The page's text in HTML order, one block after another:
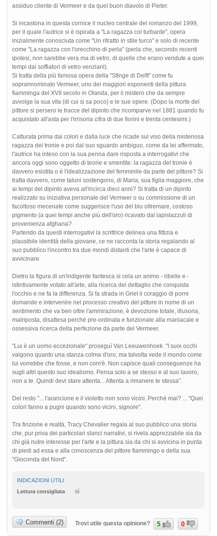
assiduo cliente di Vermeer e da quel buon diavolo di Pieter.
Si incastona in questa cornice il nucleo centrale del romanzo del 1999,
per il quale l'autrice si è ispirata a "La ragazza col turbante", opera
inizialmente conosciuta come "Un ritratto in stile turco" e solo di recente
come "La ragazza con l'orecchino di perla" (perla che, secondo recenti
ipotesi, non sarebbe vera ma di vetro, di quelle che erano vendute a quei
tempi dai soffiatori di vetro venziani).
Si tratta della più famosa opera della "Sfinge di Delft" come fu
soprannominato Vermeer, uno dei maggiori esponenti della pittura
fiamminga del XVII secolo in Olanda, per il mistero che da sempre
avvolge la sua vita (di cui si sa poco) e le sue opere. (Dopo la morte del
pittore si persero le tracce del dipinto che ricomparve nel 1881 quando fu
acquistato all'asta per l'irrisoria cifra di due fiorini e trenta centesimi.)
Catturata prima dai colori e dalla luce che ricade sul viso della misteriosa
ragazza del tronie e poi dal suo sguardo ambiguo, come da lei affermato,
l'autrice ha inteso con la sua penna dare risposta a interrogativi che
ancora oggi sono oggetto di teorie e smentite: la ragazza del tronie è
davvero esistita o è l'idealizzazione del femminile da parte del pittore? Si
tratta davvero, come taluni sostengono, di Maria, sua figlia maggiore, che
ai tempi del dipinto aveva all'incirca dieci anni? Si tratta di un dipinto
realizzato su iniziativa personale del Vermeer o su commissione di un
facoltoso mecenate come suggerisce l'uso del blu oltremare, costoso
pigmento (a quei tempi anche più dell'oro) ricavato dal lapislazzuli di
provenienza afghana?
Partendo da questi interrogativi la scrittrice delinea una fittizia e
plausibile identità della giovane, ce ne racconta la storia regalando al
suo pubblico l'incontro tra due mondi distanti che l'arte è capace di
avvicinare.
Dietro la figura di un'indigente fantesca si cela un animo - ribelle e -
istintivamente votato all'arte, alla ricerca del dettaglio che conquista
l'occhio e ne fa la differenza. Si fa strada in Griet il coraggio di porre
domande e intervenire nel processo creativo del pittore in nome di un
sentimento che va ben oltre l'ammirazione, è devozione totale, illusoria,
malriposta, disattesa perché pre-ordinata e funzionale alla maniacale e
ossessiva ricerca della perfezione da parte del Vermeer.
"Lui è un uomo eccezionale" proseguì Van Leeuwenhoek. "I suoi occhi
valgono quanto una stanza colma d'oro, ma talvolta vede il mondo come
lui vorrebbe che fosse, e non com'è. Non capisce quali conseguenze ha
sugli altri questo suo idealismo. Pensa solo a se stesso e al suo lavoro,
non a te. Quindi devi stare attenta... Attenta a rimanere te stessa".
Del resto "... l'arancione e il violetto non sono vicini. Perché mai? ... "Quei
colori fanno a pugni quando sono vicini, signore".
Tra finzione e realtà, Tracy Chevalier regala al suo pubblico una storia
che, pur priva dei particolari slanci narrativi, si rivela apprezzabile sia da
chi già nutre interesse per l'arte e la pittura sia da chi si avvicina in punta
di piedi ad essa e alla conoscenza del pittore fiammingo e della sua
"Gioconda del Nord".
INDICAZIONI UTILI
Lettura consigliata
sì
Commenti (2) Trovi utile questa opinione? 5 0